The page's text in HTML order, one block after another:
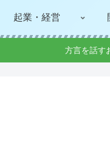
起業・経営
方言を話す